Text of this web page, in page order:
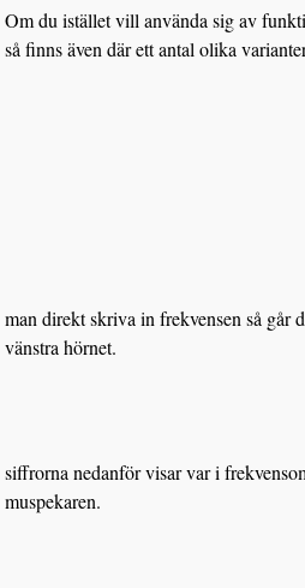
Om du istället vill använda sig av
så finns även där ett antal olika
man direkt skriva in frekvensen så går
vänstra hörnet.
siffrorna nedanför visar var i
muspekaren.